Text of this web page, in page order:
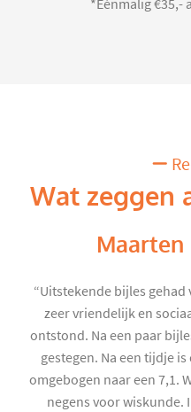
*Eénmalig
Wat zeggen
Maarten
“Uitstekende bijles gehad
zeer vriendelijk en
ontstond. Na een paar
gestegen. Na een tijdje
omgebogen naar een 7,1.
negens voor wiskunde.